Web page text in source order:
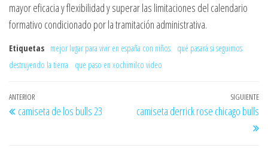
mayor eficacia y flexibilidad y superar las limitaciones del calendario
formativo condicionado por la tramitación administrativa.
Etiquetas mejor lugar para vivir en españa con niños
qué pasará si seguimos
destruyendo la tierra
que paso en xochimilco video
Navegación
de
Entrada
anterior
ANTERIOR
camiseta de los bulls 23
SIGUIENTE
camiseta derrick rose chicago bulls